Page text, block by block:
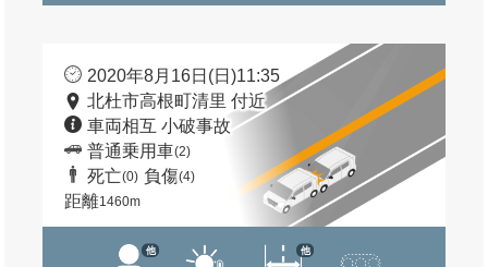
2020年8月16日(日)11:35
北杜市高根町清里 付近
車両相互 小破事故
普通乗用車(2)
死亡(0) 負傷(4)
距離1460m
他 他